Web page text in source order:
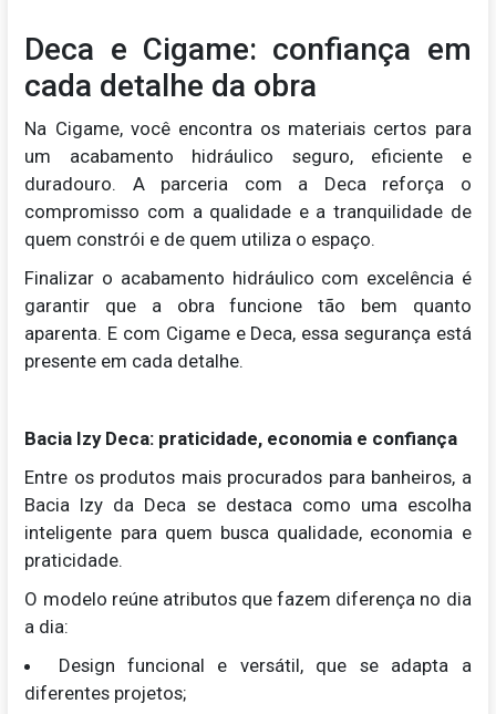
Deca e Cigame: confiança em
cada detalhe da obra
Na Cigame, você encontra os materiais certos para
um acabamento hidráulico seguro, eficiente e
duradouro. A parceria com a Deca reforça o
compromisso com a qualidade e a tranquilidade de
quem constrói e de quem utiliza o espaço.
Finalizar o acabamento hidráulico com excelência é
garantir que a obra funcione tão bem quanto
aparenta. E com Cigame e Deca, essa segurança está
presente em cada detalhe.
Bacia Izy Deca: praticidade, economia e confiança
Entre os produtos mais procurados para banheiros, a
Bacia Izy da Deca se destaca como uma escolha
inteligente para quem busca qualidade, economia e
praticidade.
O modelo reúne atributos que fazem diferença no dia
a dia:
Design funcional e versátil, que se adapta a
diferentes projetos;